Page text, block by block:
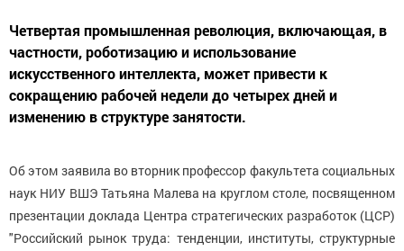
Четвертая промышленная революция, включающая, в
частности, роботизацию и использование
искусственного интеллекта, может привести к
сокращению рабочей недели до четырех дней и
изменению в структуре занятости.
Об этом заявила во вторник профессор факультета социальных
наук НИУ ВШЭ Татьяна Малева на круглом столе, посвященном
презентации доклада Центра стратегических разработок (ЦСР)
"Российский рынок труда: тенденции, институты, структурные